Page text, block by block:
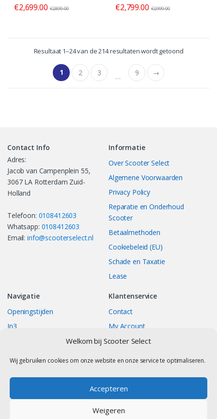
Welkom bij Scooter Select
Wij gebruiken cookies om onze website en onze service te optimaliseren.
Accepteren
Weigeren
€2,699.00 €2,899.00 €2,799.00 €2,999.00
Resultaat 1–24 van de 214 resultaten wordt getoond
1 2 3 … 9 →
Contact Info
Adres:
Jacob van Campenplein 55,
3067 LA Rotterdam Zuid-
Holland
Telefoon: 0108412603
Whatsapp: 0108412603
Email:info@scooterselect.nl
Informatie
Over Scooter Select
Algemene Voorwaarden
Privacy Policy
Reparatie en Onderhoud
Scooter
Betaalmethoden
Cookiebeleid (EU)
Schade en Taxatie
Lease
Navigatie
Openingstijden
In3
Klantenservice
Contact
My Account
Track your Order